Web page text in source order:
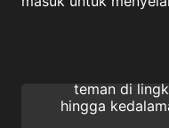
teman di
hingga